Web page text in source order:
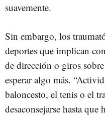
suavemente.
Sin embargo, los
deportes que implican
de dirección o giros
esperar algo más.
baloncesto, el tenis o el
desaconsejarse hasta que